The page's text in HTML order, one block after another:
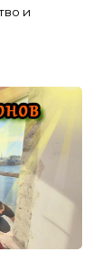
и